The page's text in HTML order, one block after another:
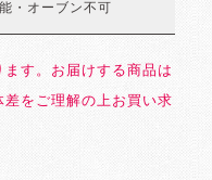
・オーブン不可
す。お届けする商品は
をご理解の上お買い求